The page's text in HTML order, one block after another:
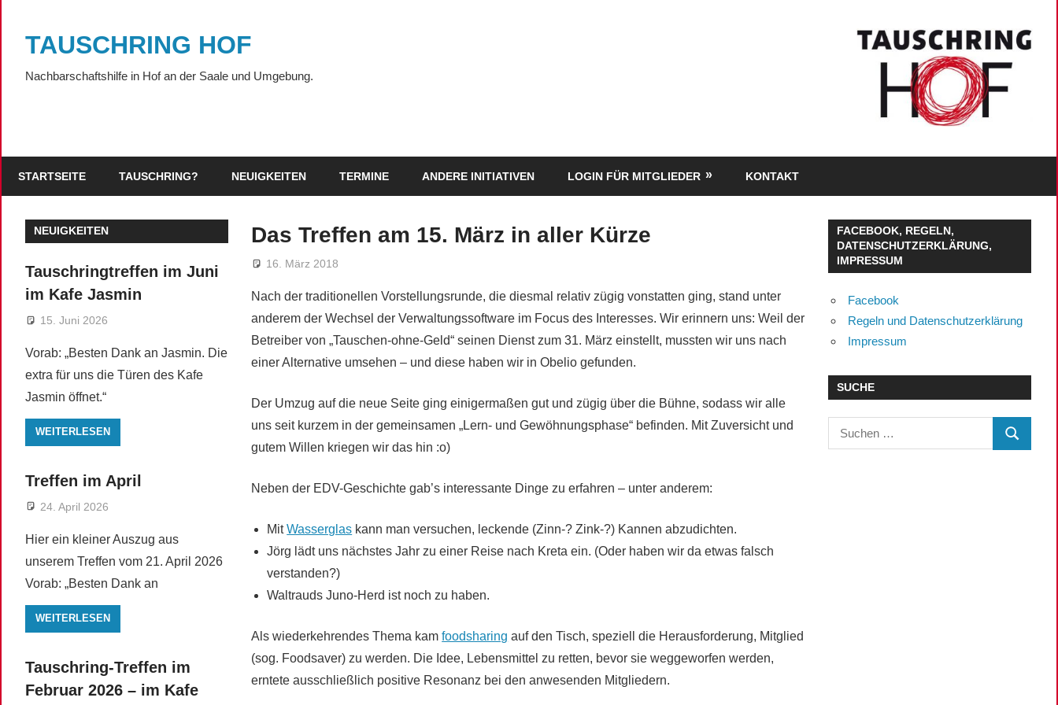
springenTAUSCHRING HOF
Nachbarschaftshilfe in Hof an der Saale und Umgebung.
STARTSEITE TAUSCHRING? NEUIGKEITEN TERMINE ANDERE INITIATIVEN LOGIN FÜR MITGLIEDER KONTAKT
Das Treffen am 15. März in aller Kürze
16. März 2018
Nach der traditionellen Vorstellungsrunde, die diesmal relativ zügig vonstatten ging, stand unter
anderem der Wechsel der Verwaltungssoftware im Focus des Interesses. Wir erinnern uns: Weil der
Betreiber von „Tauschen-ohne-Geld“ seinen Dienst zum 31. März einstellt, mussten wir uns nach
einer Alternative umsehen – und diese haben wir in Obelio gefunden.
Der Umzug auf die neue Seite ging einigermaßen gut und zügig über die Bühne, sodass wir alle
uns seit kurzem in der gemeinsamen „Lern- und Gewöhnungsphase“ befinden. Mit Zuversicht und
gutem Willen kriegen wir das hin :o)
Neben der EDV-Geschichte gab’s interessante Dinge zu erfahren – unter anderem:
MitWasserglas kann man versuchen, leckende (Zinn-? Zink-?) Kannen abzudichten.
Jörg lädt uns nächstes Jahr zu einer Reise nach Kreta ein. (Oder haben wir da etwas falsch
verstanden?)
Waltrauds Juno-Herd ist noch zu haben.
Als wiederkehrendes Thema kamfoodsharing auf den Tisch, speziell die Herausforderung, Mitglied
(sog. Foodsaver) zu werden. Die Idee, Lebensmittel zu retten, bevor sie weggeworfen werden,
erntete ausschließlich positive Resonanz bei den anwesenden Mitgliedern.
NEUIGKEITEN
Tauschringtreffen im Juni
im Kafe Jasmin
15. Juni 2026
Vorab: „Besten Dank an Jasmin. Die
extra für uns die Türen des Kafe
Jasmin öffnet.“
WEITERLESEN
Treffen im April
24. April 2026
Hier ein kleiner Auszug aus
unserem Treffen vom 21. April 2026
Vorab: „Besten Dank an
WEITERLESEN
Tauschring-Treffen im
Februar 2026 – im Kafe
FACEBOOK, REGELN,
DATENSCHUTZERKLÄRUNG,
IMPRESSUM
Facebook
Regeln und Datenschutzerklärung
Impressum
SUCHE
Suchen
nach:
SUCHEN